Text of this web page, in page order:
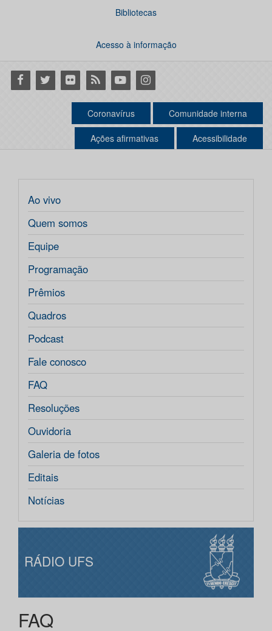
Bibliotecas
Acesso à informação
Facebook
Twitter Flickr RSS YoutubeInstagram
Coronavírus Comunidade interna
Ações afirmativas Acessibilidade
Ao vivo
Quem somos
Equipe
Programação
Prêmios
Quadros
Podcast
Fale conosco
FAQ
Resoluções
Ouvidoria
Galeria de fotos
Editais
Notícias
RÁDIO UFS
FAQ